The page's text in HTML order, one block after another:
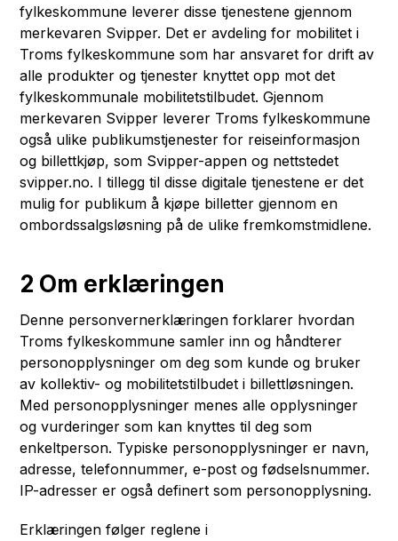
fylkeskommune leverer disse tjenestene gjennom
merkevaren Svipper. Det er avdeling for mobilitet i
Troms fylkeskommune som har ansvaret for drift av
alle produkter og tjenester knyttet opp mot det
fylkeskommunale mobilitetstilbudet. Gjennom
merkevaren Svipper leverer Troms fylkeskommune
også ulike publikumstjenester for reiseinformasjon
og billettkjøp, som Svipper-appen og nettstedet
svipper.no. I tillegg til disse digitale tjenestene er det
mulig for publikum å kjøpe billetter gjennom en
ombordssalgsløsning på de ulike fremkomstmidlene.
2 Om erklæringen
Denne personvernerklæringen forklarer hvordan
Troms fylkeskommune samler inn og håndterer
personopplysninger om deg som kunde og bruker
av kollektiv- og mobilitetstilbudet i billettløsningen.
Med personopplysninger menes alle opplysninger
og vurderinger som kan knyttes til deg som
enkeltperson. Typiske personopplysninger er navn,
adresse, telefonnummer, e-post og fødselsnummer.
IP-adresser er også definert som personopplysning.
Erklæringen følger reglene i